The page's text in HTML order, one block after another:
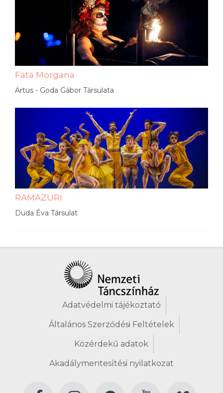
Fata Morgana
Artus - Goda Gábor Társulata
RAMAZURI
Duda Éva Társulat
Adatvédelmi tájékoztató
Általános Szerződési Feltételek
Közérdekű adatok
Akadálymentesítési nyilatkozat